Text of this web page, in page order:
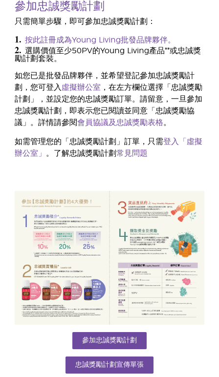
參加忠誠獎勵計劃
只需簡單步驟，即可參加忠誠獎勵計劃：
1. 按此註冊成為Young Living批發品牌夥伴。
2. 選購價值至少50PV的Young Living產品**或忠誠獎
勵計劃套裝。
如您已是批發品牌夥伴，並希望登記參加忠誠獎勵計
劃，您可登入 虛擬辦公室 ，在左方欄位選擇「忠誠獎勵
計劃」，並設定您的忠誠獎勵訂單。請留意，一旦參加
忠誠獎勵計劃，即表示您已閱讀並同意「忠誠獎勵協
議」。詳情請參閱會員協議及忠誠獎勵表格。
如需管理您的「忠誠獎勵計劃」訂單，只需登入「虛擬
辦公室」
。了解忠誠獎勵計劃常見問題
參加忠誠獎勵計劃
忠誠獎勵計劃宣傳單張